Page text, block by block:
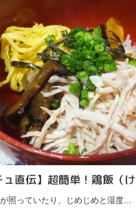
照っていたり、じめじめと湿度…